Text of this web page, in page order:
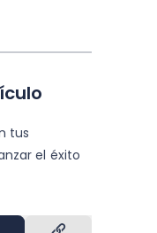
tus
el éxito